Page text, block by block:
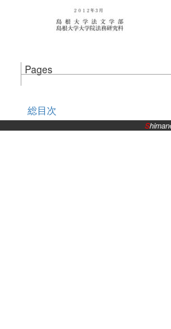
Pages
総目次
S